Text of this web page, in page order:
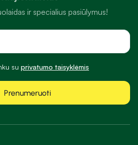
ir specialius pasiūlymus!
su privatumo taisyklėmis
Prenumeruoti